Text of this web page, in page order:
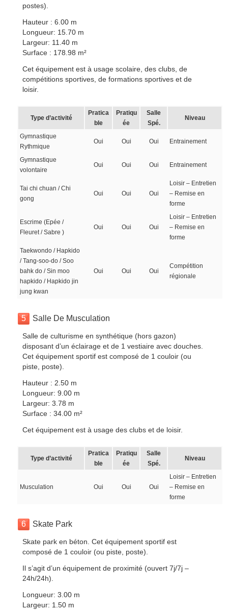
postes).
Hauteur : 6.00 m
Longueur: 15.70 m
Largeur: 11.40 m
Surface : 178.98 m²
Cet équipement est à usage scolaire, des clubs, de
compétitions sportives, de formations sportives et de
loisir.
Type d’activité
Pratica
ble
Pratiqu
ée
Salle
Spé.
Niveau
Gymnastique
Rythmique
Oui Oui Oui Entrainement
Gymnastique
volontaire
Oui Oui Oui Entrainement
Tai chi chuan / Chi
gong
Oui Oui Oui
Loisir – Entretien
– Remise en
forme
Escrime (Epée /
Fleuret / Sabre )
Oui Oui Oui
Loisir – Entretien
– Remise en
forme
Taekwondo / Hapkido
/ Tang-soo-do / Soo
bahk do / Sin moo
hapkido / Hapkido jin
jung kwan
Oui Oui Oui
Compétition
régionale
5 Salle De Musculation
Salle de culturisme en synthétique (hors gazon)
disposant d’un éclairage et de 1 vestiaire avec douches.
Cet équipement sportif est composé de 1 couloir (ou
piste, poste).
Hauteur : 2.50 m
Longueur: 9.00 m
Largeur: 3.78 m
Surface : 34.00 m²
Cet équipement est à usage des clubs et de loisir.
Type d’activité
Pratica
ble
Pratiqu
ée
Salle
Spé.
Niveau
Musculation Oui Oui Oui
Loisir – Entretien
– Remise en
forme
6 Skate Park
Skate park en béton. Cet équipement sportif est
composé de 1 couloir (ou piste, poste).
Il s’agit d’un équipement de proximité (ouvert 7j/7j –
24h/24h).
Longueur: 3.00 m
Largeur: 1.50 m